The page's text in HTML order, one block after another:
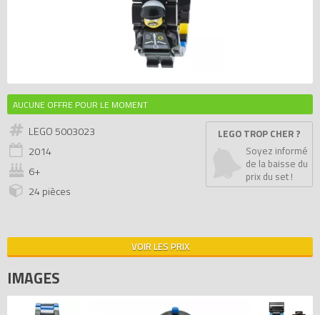
AUCUNE OFFRE POUR LE MOMENT
LEGO 5003023
2014
6+
24 pièces
LEGO TROP CHER ?
Soyez informé
de la baisse du
prix du set !
VOIR LES PRIX
IMAGES